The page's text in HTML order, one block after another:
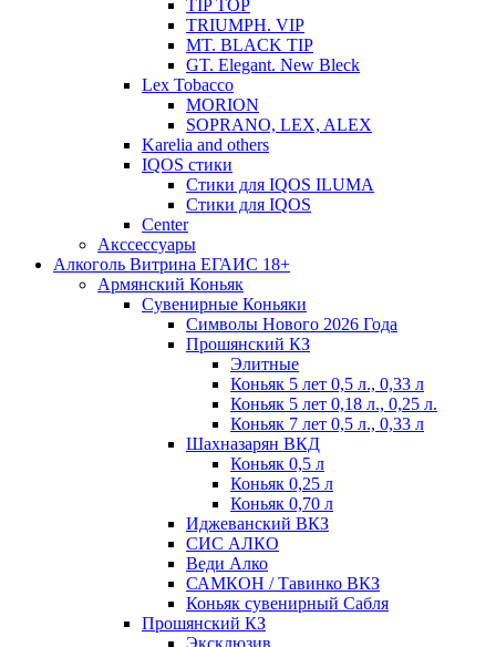
TIP TOP
TRIUMPH. VIP
MT. BLACK TIP
GT. Elegant. New Bleck
Lex Tobacco
MORION
SOPRANO, LEX, ALEX
Karelia and others
IQOS стики
Стики для IQOS ILUMA
Стики для IQOS
Сenter
Акссессуары
Алкоголь Витрина ЕГАИС 18+
Армянский Коньяк
Сувенирные Коньяки
Символы Нового 2026 Года
Прошянский КЗ
Элитные
Коньяк 5 лет 0,5 л., 0,33 л
Коньяк 5 лет 0,18 л., 0,25 л.
Коньяк 7 лет 0,5 л., 0,33 л
Шахназарян ВКД
Коньяк 0,5 л
Коньяк 0,25 л
Коньяк 0,70 л
Иджеванский ВКЗ
СИС АЛКО
Веди Алко
САМКОН / Тавинко ВКЗ
Коньяк сувенирный Сабля
Прошянский КЗ
Эксклюзив